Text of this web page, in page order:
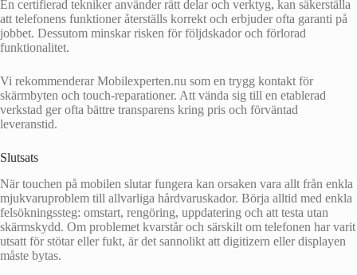
En certifierad tekniker använder rätt delar och verktyg, kan säkerställa
att telefonens funktioner återställs korrekt och erbjuder ofta garanti på
jobbet. Dessutom minskar risken för följdskador och förlorad
funktionalitet.
Vi rekommenderar Mobilexperten.nu som en trygg kontakt för
skärmbyten och touch-reparationer. Att vända sig till en etablerad
verkstad ger ofta bättre transparens kring pris och förväntad
leveranstid.
Slutsats
När touchen på mobilen slutar fungera kan orsaken vara allt från enkla
mjukvaruproblem till allvarliga hårdvaruskador. Börja alltid med enkla
felsökningssteg: omstart, rengöring, uppdatering och att testa utan
skärmskydd. Om problemet kvarstår och särskilt om telefonen har varit
utsatt för stötar eller fukt, är det sannolikt att digitizern eller displayen
måste bytas.